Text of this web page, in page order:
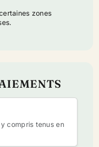
zones
y compris tenus en